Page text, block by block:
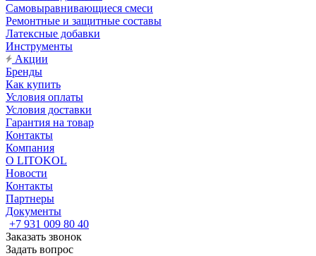
Самовыравнивающиеся смеси
Ремонтные и защитные составы
Латексные добавки
Инструменты
Акции
Бренды
Как купить
Условия оплаты
Условия доставки
Гарантия на товар
Контакты
Компания
О LITOKOL
Новости
Контакты
Партнеры
Документы
+7 931 009 80 40
Заказать звонок
Задать вопрос